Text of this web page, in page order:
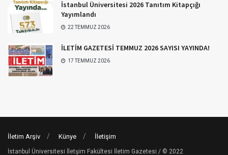
İstanbul Üniversitesi 2026 Tanıtım Kitapçığı
Yayımlandı
22 TEMMUZ 2026
İLETİM GAZETESİ TEMMUZ 2026 SAYISI YAYINDA!
17 TEMMUZ 2026
İletim Arşiv Künye İletişim
İstanbul Üniversitesi İletşim Fakültesi İletim Gazetesi / © 2022